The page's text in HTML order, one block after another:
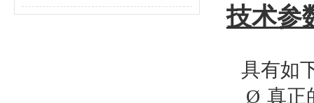
技术参
具有如
Ø 真正